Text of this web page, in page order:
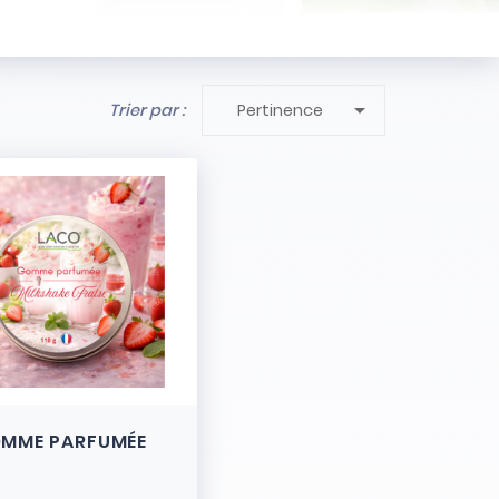
Trier par : Pertinence 
PARFUMÉE